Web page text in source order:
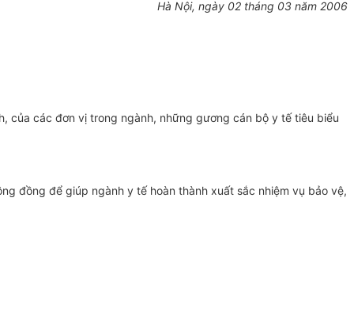
Hà Nội, ngày 02 tháng 03 năm 2006
của các đơn vị trong ngành, những gương cán bộ y tế tiêu biểu
đồng để giúp ngành y tế hoàn thành xuất sắc nhiệm vụ bảo vệ,